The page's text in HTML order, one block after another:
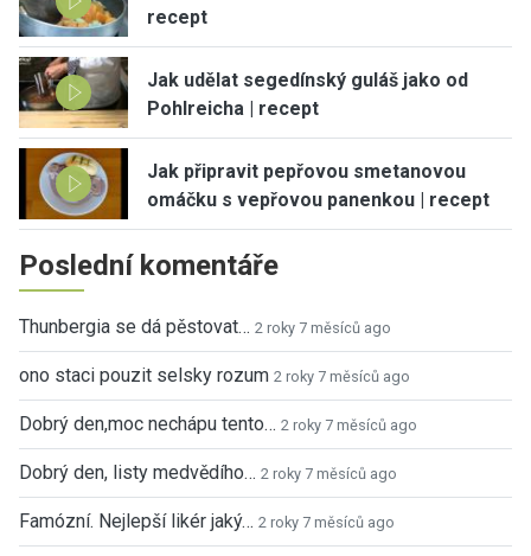
recept
Jak udělat segedínský guláš jako od
Pohlreicha | recept
Jak připravit pepřovou smetanovou
omáčku s vepřovou panenkou | recept
Poslední komentáře
Thunbergia se dá pěstovat… 2 roky 7 měsíců ago
ono staci pouzit selsky rozum 2 roky 7 měsíců ago
Dobrý den,moc nechápu tento… 2 roky 7 měsíců ago
Dobrý den, listy medvědího… 2 roky 7 měsíců ago
Famózní. Nejlepší likér jaký… 2 roky 7 měsíců ago